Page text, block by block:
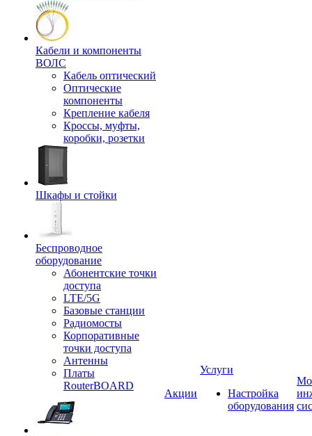
Кабели и компоненты
ВОЛС
Кабель оптический
Оптические
компоненты
Крепление кабеля
Кроссы, муфты,
коробки, розетки
Шкафы и стойки
Беспроводное
оборудование
Абонентские точки
доступа
LTE/5G
Базовые станции
Радиомосты
Корпоративные
точки доступа
Антенны
Платы
RouterBOARD
Акции
Услуги
Настройка
оборудования